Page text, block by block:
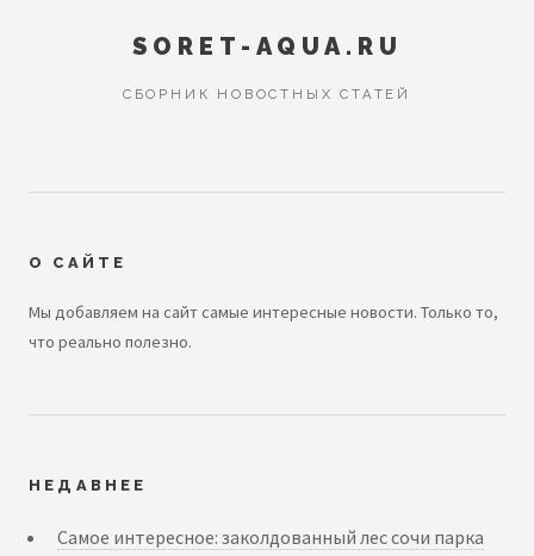
SORET-AQUA.RU
СБОРНИК НОВОСТНЫХ СТАТЕЙ
О САЙТЕ
Мы добавляем на сайт самые интересные новости. Только то,
что реально полезно.
НЕДАВНЕЕ
Самое интересное: заколдованный лес сочи парка